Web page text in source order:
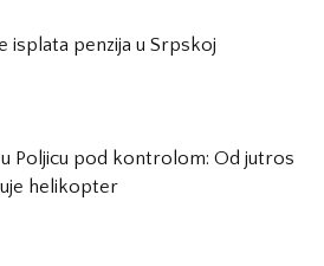
isplata penzija u Srpskoj
u Poljicu pod kontrolom: Od jutros
helikopter